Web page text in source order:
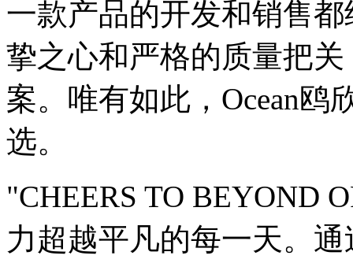
一款产品的开发和销售
挚之心和严格的质量把
案。唯有如此，Ocean鸥
选。
"CHEERS TO BEYOND
力超越平凡的每一天。